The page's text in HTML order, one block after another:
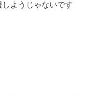
ようじゃないです